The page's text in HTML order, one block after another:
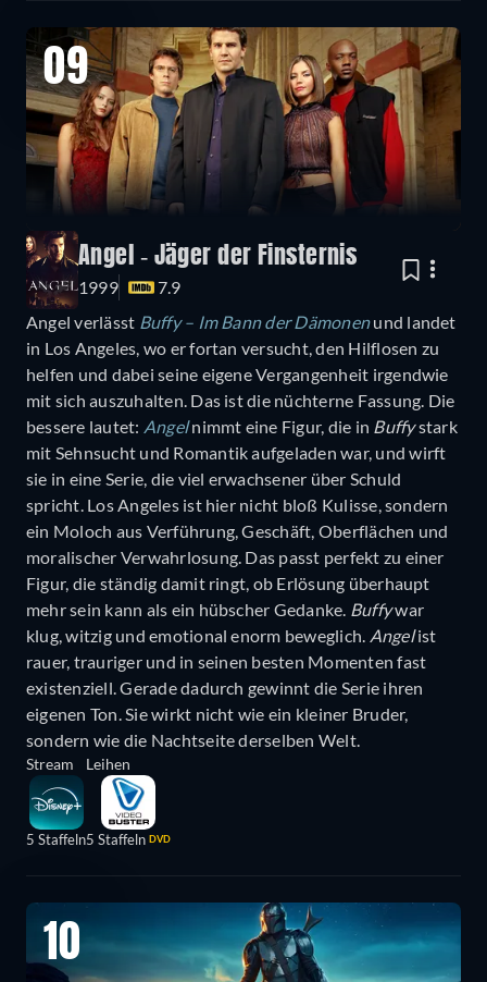
09
Angel - Jäger der Finsternis
1999
7.9
Angel verlässt Buffy – Im Bann der Dämonenund landet
in Los Angeles, wo er fortan versucht, den Hilflosen zu
helfen und dabei seine eigene Vergangenheit irgendwie
mit sich auszuhalten. Das ist die nüchterne Fassung. Die
bessere lautet: Angelnimmt eine Figur, die in Buffystark
mit Sehnsucht und Romantik aufgeladen war, und wirft
sie in eine Serie, die viel erwachsener über Schuld
spricht. Los Angeles ist hier nicht bloß Kulisse, sondern
ein Moloch aus Verführung, Geschäft, Oberflächen und
moralischer Verwahrlosung. Das passt perfekt zu einer
Figur, die ständig damit ringt, ob Erlösung überhaupt
mehr sein kann als ein hübscher Gedanke. Buffywar
klug, witzig und emotional enorm beweglich. Angelist
rauer, trauriger und in seinen besten Momenten fast
existenziell. Gerade dadurch gewinnt die Serie ihren
eigenen Ton. Sie wirkt nicht wie ein kleiner Bruder,
sondern wie die Nachtseite derselben Welt.
Stream
5 Staffeln
Leihen
5 Staffeln DVD
10